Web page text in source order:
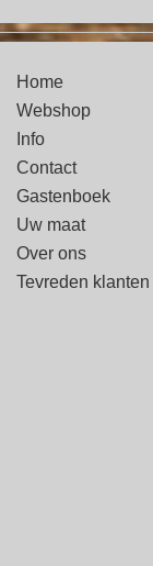
Home
Webshop
Info
Contact
Gastenboek
Uw maat
Over ons
Tevreden klanten